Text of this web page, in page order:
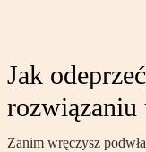
Jak
rozwiązaniu
Zanim wręczysz